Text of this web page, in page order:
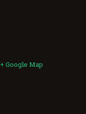
+ Google Map